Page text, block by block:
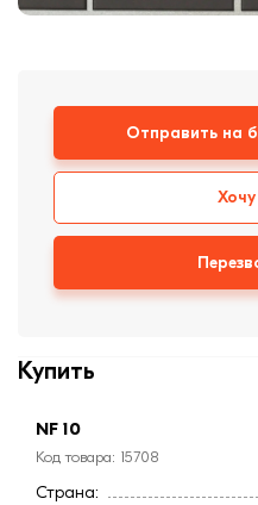
Строительные
смеси
Отправить на
Купить
NF 10
Код товара: 15708
Страна: